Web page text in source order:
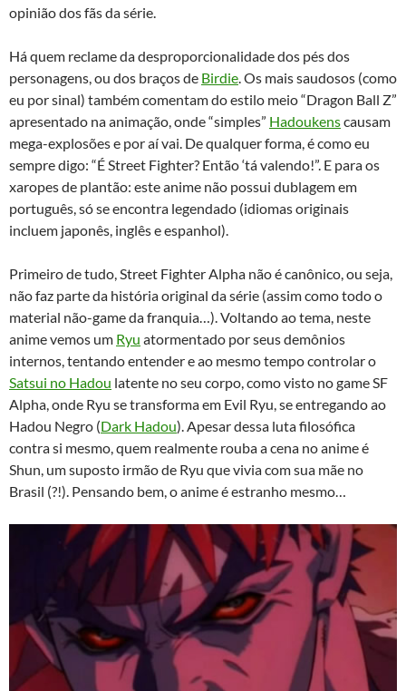
opinião dos fãs da série.
Há quem reclame da desproporcionalidade dos pés dos
personagens, ou dos braços de Birdie . Os mais saudosos (como
eu por sinal) também comentam do estilo meio “Dragon Ball Z”
apresentado na animação, onde “simples” Hadoukenscausam
mega-explosões e por aí vai. De qualquer forma, é como eu
sempre digo: “É Street Fighter? Então ‘tá valendo!”. E para os
xaropes de plantão: este anime não possui dublagem em
português, só se encontra legendado (idiomas originais
incluem japonês, inglês e espanhol).
Primeiro de tudo, Street Fighter Alpha não é canônico, ou seja,
não faz parte da história original da série (assim como todo o
material não-game da franquia…). Voltando ao tema, neste
anime vemos um Ryu atormentado por seus demônios
internos, tentando entender e ao mesmo tempo controlar o
Satsui no Hadou latente no seu corpo, como visto no game SF
Alpha, onde Ryu se transforma em Evil Ryu, se entregando ao
Hadou Negro (Dark Hadou). Apesar dessa luta filosófica
contra si mesmo, quem realmente rouba a cena no anime é
Shun, um suposto irmão de Ryu que vivia com sua mãe no
Brasil (?!). Pensando bem, o anime é estranho mesmo…